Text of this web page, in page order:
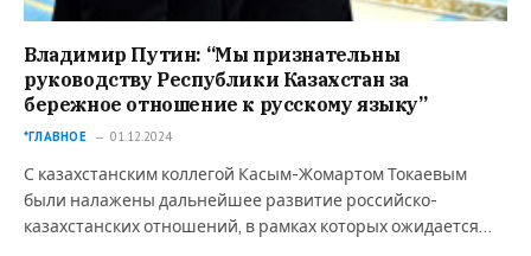
Владимир Путин: “Мы признательны
руководству Республики Казахстан за
бережное отношение к русскому языку”
*ГЛАВНОЕ 01.12.2024
С казахстанским коллегой Касым-Жомартом Токаевым
были налажены дальнейшее развитие российско-
казахстанских отношений, в рамках которых ожидается…